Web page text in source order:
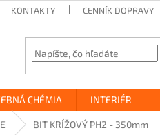
KONTAKTY CENNÍK DOPRAVY
CHÉMIA INTERIÉR
BIT KRÍŽOVÝ PH2 - 350mm